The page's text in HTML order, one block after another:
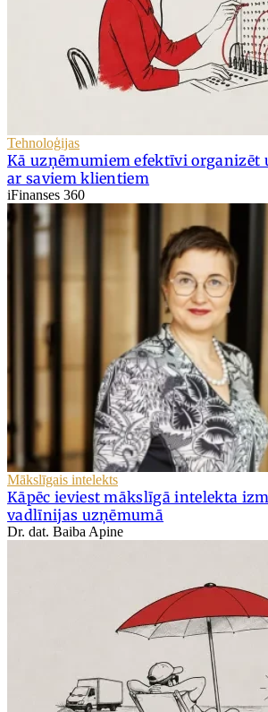
Tehnoloģijas
Kā uzņēmumiem efektīvi organizēt
ar saviem klientiem
iFinanses 360
Mākslīgais intelekts
Kāpēc ieviest mākslīgā intelekta
vadlīnijas uzņēmumā
Dr. dat. Baiba Apine